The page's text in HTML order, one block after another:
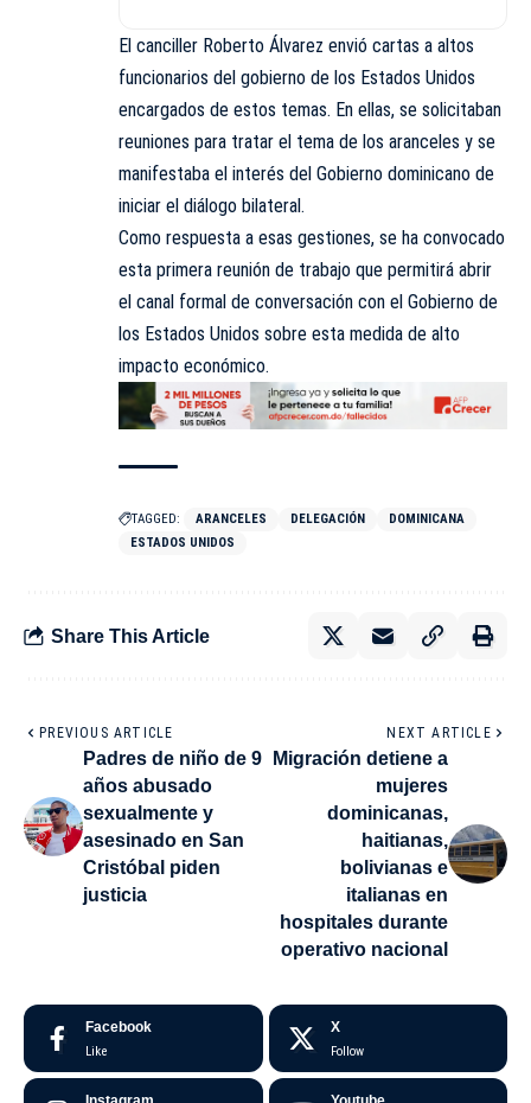
El canciller Roberto Álvarez envió cartas a altos
funcionarios del gobierno de los Estados Unidos
encargados de estos temas. En ellas, se solicitaban
reuniones para tratar el tema de los aranceles y se
manifestaba el interés del Gobierno dominicano de
iniciar el diálogo bilateral.
Como respuesta a esas gestiones, se ha convocado
esta primera reunión de trabajo que permitirá abrir
el canal formal de conversación con el Gobierno de
los Estados Unidos sobre esta medida de alto
impacto económico.
TAGGED: ARANCELES DELEGACIÓN
DOMINICANA
ESTADOS UNIDOS
Share This Article
PREVIOUS ARTICLE
Padres de niño de 9
años abusado
sexualmente y
asesinado en San
Cristóbal piden
justicia
NEXT ARTICLE
Migración detiene a
mujeres
dominicanas,
haitianas,
bolivianas e
italianas en
hospitales durante
operativo nacional
Facebook
Like
X
Follow